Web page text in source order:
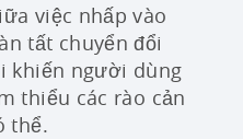
việc nhấp vào
tất chuyển đổi
khiến người dùng
thiểu các rào cản
thể.